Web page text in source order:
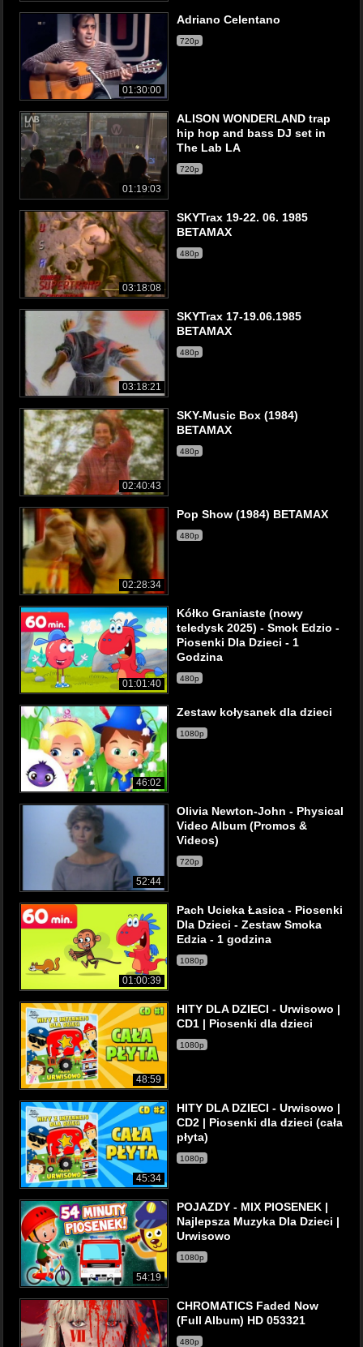
01:30:00
Adriano Celentano
720p
01:19:03
ALISON WONDERLAND trap
hip hop and bass DJ set in
The Lab LA
720p
03:18:08
SKYTrax 19-22. 06. 1985
BETAMAX
480p
03:18:21
SKYTrax 17-19.06.1985
BETAMAX
480p
02:40:43
SKY-Music Box (1984)
BETAMAX
480p
02:28:34
Pop Show (1984) BETAMAX
480p
01:01:40
Kółko Graniaste (nowy
teledysk 2025) - Smok Edzio -
Piosenki Dla Dzieci - 1
Godzina
480p
46:02
Zestaw kołysanek dla dzieci
1080p
52:44
Olivia Newton-John - Physical
Video Album (Promos &
Videos)
720p
01:00:39
Pach Ucieka Łasica - Piosenki
Dla Dzieci - Zestaw Smoka
Edzia - 1 godzina
1080p
48:59
HITY DLA DZIECI - Urwisowo |
CD1 | Piosenki dla dzieci
1080p
45:34
HITY DLA DZIECI - Urwisowo |
CD2 | Piosenki dla dzieci (cała
płyta)
1080p
54:19
POJAZDY - MIX PIOSENEK |
Najlepsza Muzyka Dla Dzieci |
Urwisowo
1080p
CHROMATICS Faded Now
(Full Album) HD 053321
480p